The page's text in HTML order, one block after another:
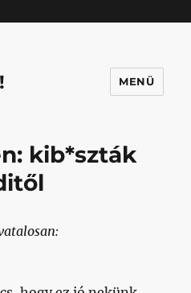
MENÜ
kib*szták